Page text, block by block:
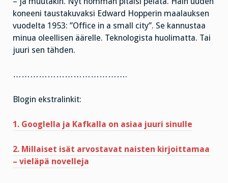
koneeni taustakuvaksi Edward Hopperin maalauksen
vuodelta 1953: ”Office in a small city”. Se kannustaa
minua oleellisen äärelle. Teknologista huolimatta. Tai
juuri sen tähden.
………………………………….
Blogin ekstralinkit:
1. Googlella ja Kafkalla on asiaa juuri sinulle
2. Millaiset isät arvostavat naisten kirjoittamaa
– vieläpä novelleja